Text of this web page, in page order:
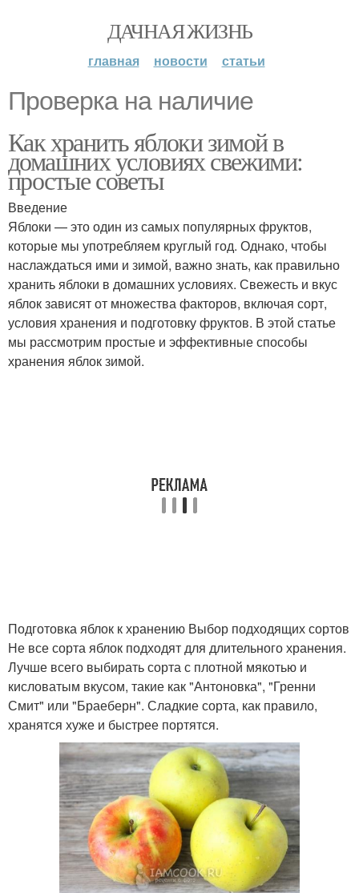
ДАЧНАЯ ЖИЗНЬ
главная новости статьи
Проверка на наличие
Как хранить яблоки зимой в
домашних условиях свежими:
простые советы
Введение
Яблоки — это один из самых популярных фруктов,
которые мы употребляем круглый год. Однако, чтобы
наслаждаться ими и зимой, важно знать, как правильно
хранить яблоки в домашних условиях. Свежесть и вкус
яблок зависят от множества факторов, включая сорт,
условия хранения и подготовку фруктов. В этой статье
мы рассмотрим простые и эффективные способы
хранения яблок зимой.
Подготовка яблок к хранению Выбор подходящих сортов
Не все сорта яблок подходят для длительного хранения.
Лучше всего выбирать сорта с плотной мякотью и
кисловатым вкусом, такие как "Антоновка", "Гренни
Смит" или "Браеберн". Сладкие сорта, как правило,
хранятся хуже и быстрее портятся.